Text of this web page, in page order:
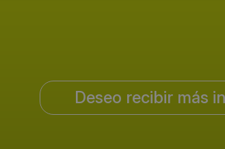
Deseo recibir más